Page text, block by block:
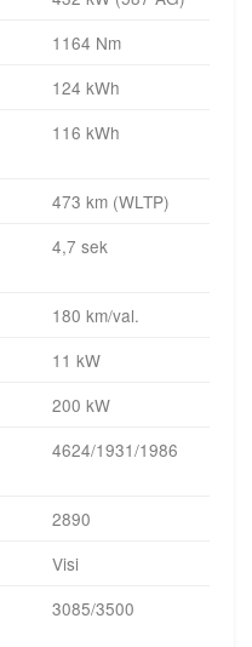
1164 Nm
124 kWh
116 kWh
473 km (WLTP)
4,7 sek
180 km/val.
11 kW
200 kW
4624/1931/1986
2890
Visi
3085/3500